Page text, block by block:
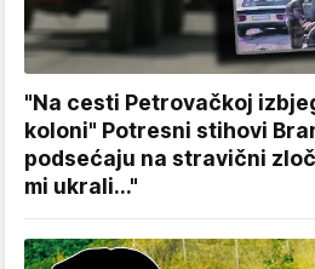
"Na cesti Petrovačkoj
koloni" Potresni stihovi
podsećaju na stravični
mi ukrali..."